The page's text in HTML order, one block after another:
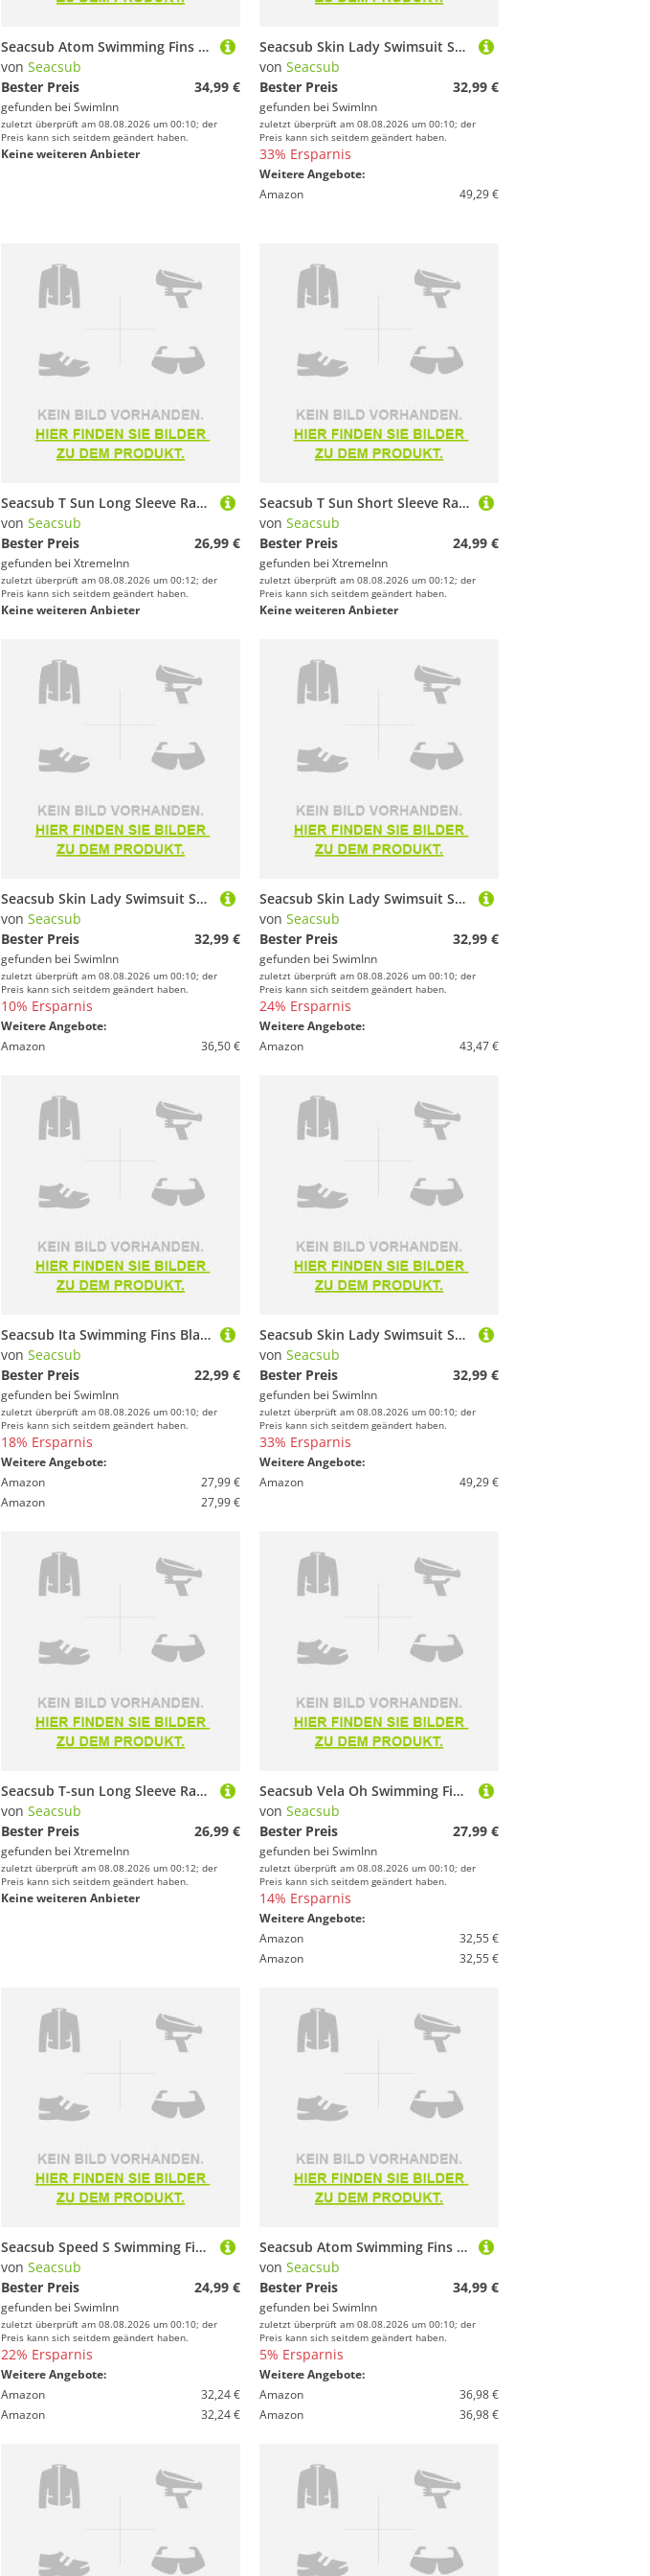
Seacsub Atom Swimming Fins Schwarz EU 35-38
von Seacsub
Bester Preis
34,99 €
gefunden bei SwimInn
zuletzt überprüft am 08.08.2026 um 00:10; der
Preis kann sich seitdem geändert haben.
Keine weiteren Anbieter
Seacsub Skin Lady Swimsuit Schwarz M Frau
von Seacsub
Bester Preis
32,99 €
gefunden bei SwimInn
zuletzt überprüft am 08.08.2026 um 00:10; der
Preis kann sich seitdem geändert haben.
33% Ersparnis
Weitere Angebote:
Amazon
49,29 €
Seacsub T Sun Long Sleeve Rash Guard Schwarz S Frau
von Seacsub
Bester Preis
26,99 €
gefunden bei XtremeInn
zuletzt überprüft am 08.08.2026 um 00:12; der
Preis kann sich seitdem geändert haben.
Keine weiteren Anbieter
Seacsub T Sun Short Sleeve Rash Guard Schwarz XS Mann
von Seacsub
Bester Preis
24,99 €
gefunden bei XtremeInn
zuletzt überprüft am 08.08.2026 um 00:12; der
Preis kann sich seitdem geändert haben.
Keine weiteren Anbieter
Seacsub Skin Lady Swimsuit Schwarz XS Frau
von Seacsub
Bester Preis
32,99 €
gefunden bei SwimInn
zuletzt überprüft am 08.08.2026 um 00:10; der
Preis kann sich seitdem geändert haben.
10% Ersparnis
Weitere Angebote:
Amazon
36,50 €
Seacsub Skin Lady Swimsuit Schwarz XL Frau
von Seacsub
Bester Preis
32,99 €
gefunden bei SwimInn
zuletzt überprüft am 08.08.2026 um 00:10; der
Preis kann sich seitdem geändert haben.
24% Ersparnis
Weitere Angebote:
Amazon
43,47 €
Seacsub Ita Swimming Fins Blau,Schwarz EU 44-45
von Seacsub
Bester Preis
22,99 €
gefunden bei SwimInn
zuletzt überprüft am 08.08.2026 um 00:10; der
Preis kann sich seitdem geändert haben.
18% Ersparnis
Weitere Angebote:
Amazon
27,99 €
Amazon
27,99 €
Seacsub Skin Lady Swimsuit Schwarz S Frau
von Seacsub
Bester Preis
32,99 €
gefunden bei SwimInn
zuletzt überprüft am 08.08.2026 um 00:10; der
Preis kann sich seitdem geändert haben.
33% Ersparnis
Weitere Angebote:
Amazon
49,29 €
Seacsub T-sun Long Sleeve Rash Guard Schwarz M Mann
von Seacsub
Bester Preis
26,99 €
gefunden bei XtremeInn
zuletzt überprüft am 08.08.2026 um 00:12; der
Preis kann sich seitdem geändert haben.
Keine weiteren Anbieter
Seacsub Vela Oh Swimming Fins Schwarz EU 45-47
von Seacsub
Bester Preis
27,99 €
gefunden bei SwimInn
zuletzt überprüft am 08.08.2026 um 00:10; der
Preis kann sich seitdem geändert haben.
14% Ersparnis
Weitere Angebote:
Amazon
32,55 €
Amazon
32,55 €
Seacsub Speed S Swimming Fins Schwarz EU 40-41
von Seacsub
Bester Preis
24,99 €
gefunden bei SwimInn
zuletzt überprüft am 08.08.2026 um 00:10; der
Preis kann sich seitdem geändert haben.
22% Ersparnis
Weitere Angebote:
Amazon
32,24 €
Amazon
32,24 €
Seacsub Atom Swimming Fins Schwarz EU 40-43
von Seacsub
Bester Preis
34,99 €
gefunden bei SwimInn
zuletzt überprüft am 08.08.2026 um 00:10; der
Preis kann sich seitdem geändert haben.
5% Ersparnis
Weitere Angebote:
Amazon
36,98 €
Amazon
36,98 €